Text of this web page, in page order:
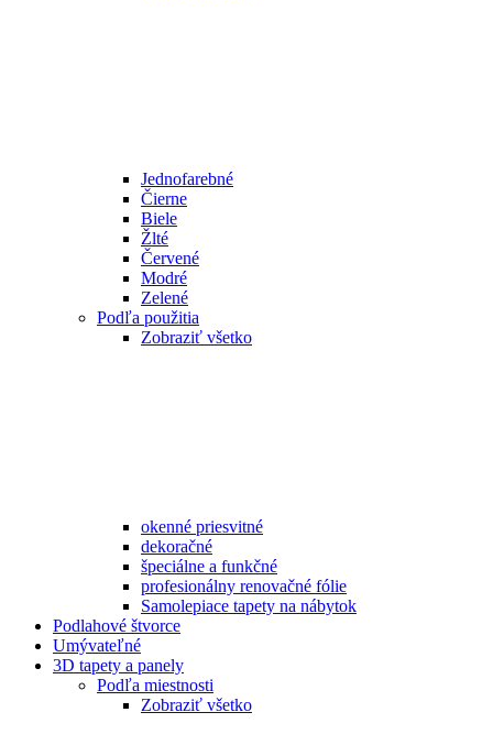
Jednofarebné
Čierne
Biele
Žlté
Červené
Modré
Zelené
Podľa použitia
Zobraziť všetko
okenné priesvitné
dekoračné
špeciálne a funkčné
profesionálny renovačné fólie
Samolepiace tapety na nábytok
Podlahové štvorce
Umývateľné
3D tapety a panely
Podľa miestnosti
Zobraziť všetko